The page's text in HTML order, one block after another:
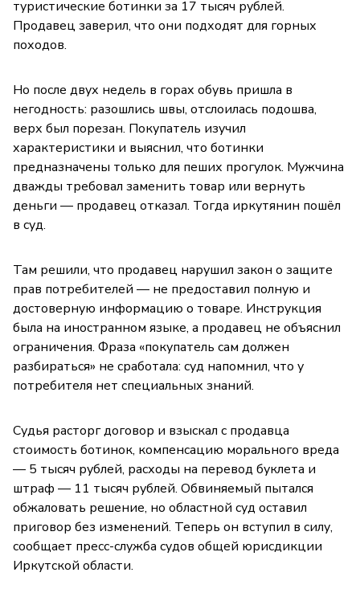
туристические ботинки за 17 тысяч рублей.
Продавец заверил, что они подходят для горных
походов.
Но после двух недель в горах обувь пришла в
негодность: разошлись швы, отслоилась подошва,
верх был порезан. Покупатель изучил
характеристики и выяснил, что ботинки
предназначены только для пеших прогулок. Мужчина
дважды требовал заменить товар или вернуть
деньги — продавец отказал. Тогда иркутянин пошёл
в суд.
Там решили, что продавец нарушил закон о защите
прав потребителей — не предоставил полную и
достоверную информацию о товаре. Инструкция
была на иностранном языке, а продавец не объяснил
ограничения. Фраза «покупатель сам должен
разбираться» не сработала: суд напомнил, что у
потребителя нет специальных знаний.
Судья расторг договор и взыскал с продавца
стоимость ботинок, компенсацию морального вреда
— 5 тысяч рублей, расходы на перевод буклета и
штраф — 11 тысяч рублей. Обвиняемый пытался
обжаловать решение, но областной суд оставил
приговор без изменений. Теперь он вступил в силу,
сообщает пресс-служба судов общей юрисдикции
Иркутской области.